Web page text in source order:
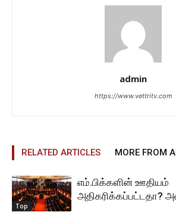
admin
https://www.vettritv.com
RELATED ARTICLES MORE FROM
Top
எம்.பிக்களின் ஊதியம்
அதிகரிக்கப்பட்டதா?